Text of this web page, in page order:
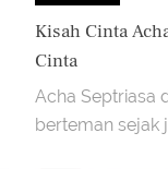
Kisah Cinta
Cinta
Acha Septriasa
berteman sejak